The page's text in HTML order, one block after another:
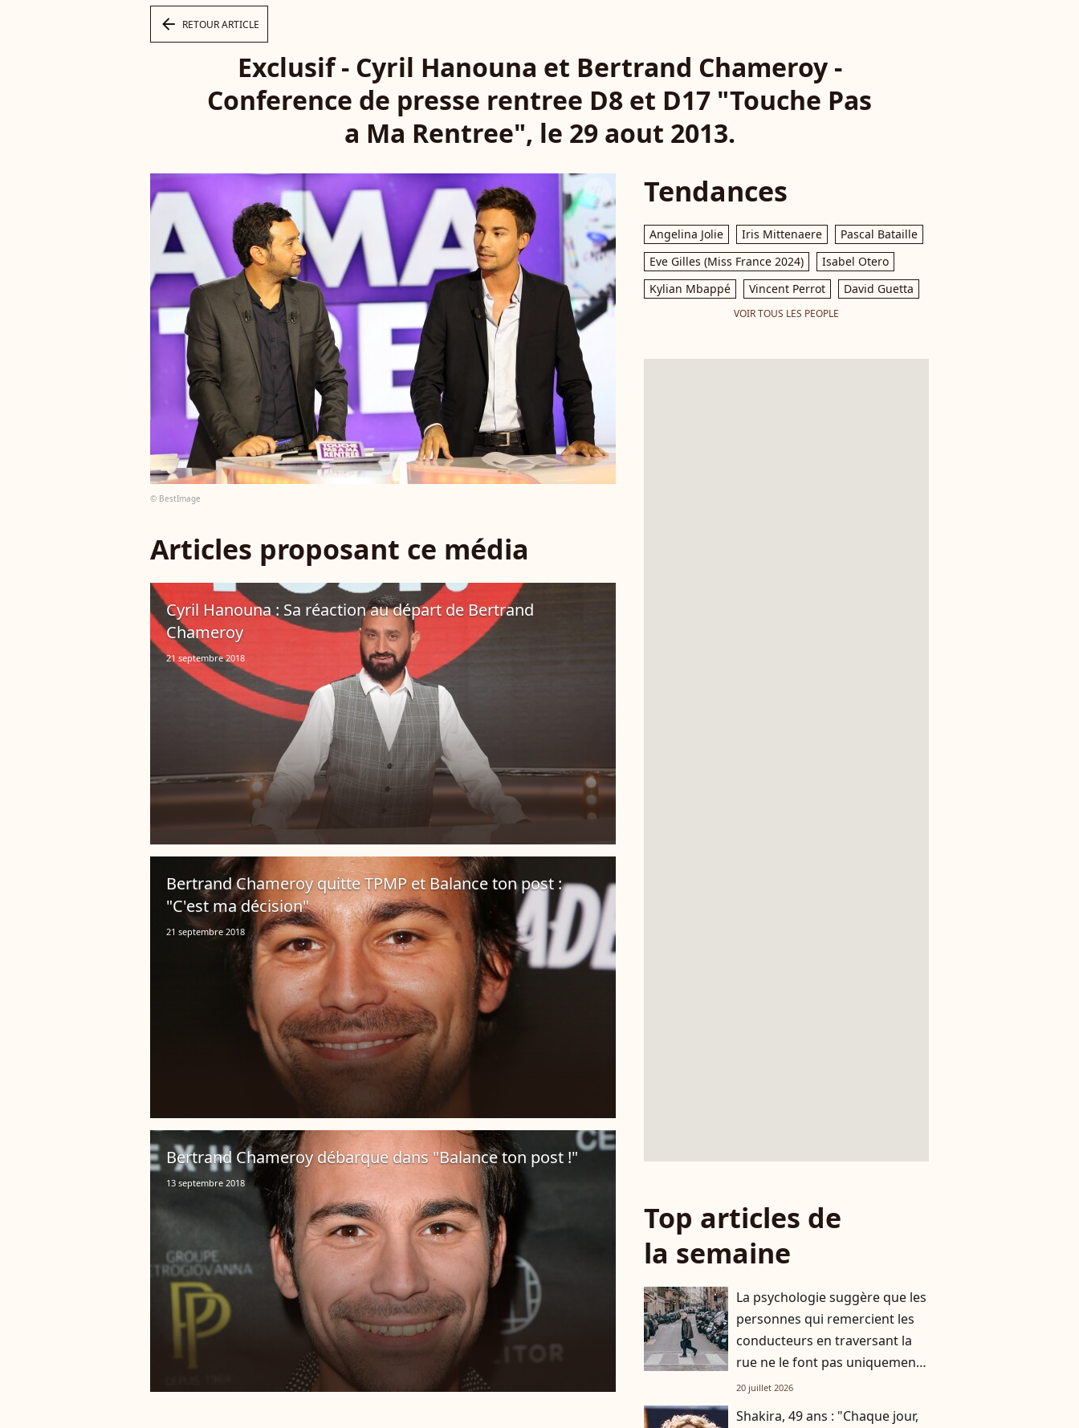
arrow_left RETOUR ARTICLE
Exclusif - Cyril Hanouna et Bertrand Chameroy -
Conference de presse rentree D8 et D17 "Touche Pas
a Ma Rentree", le 29 aout 2013.
© BestImage
Articles proposant ce média
Cyril Hanouna : Sa réaction au départ de Bertrand
Chameroy
21 septembre 2018
Bertrand Chameroy quitte TPMP et Balance ton post :
"C'est ma décision"
21 septembre 2018
Bertrand Chameroy débarque dans "Balance ton post !"
13 septembre 2018
Tendances
Angelina Jolie Iris Mittenaere
Pascal Bataille
Eve Gilles (Miss France 2024)
Isabel Otero
Kylian Mbappé
Vincent Perrot David Guetta
VOIR TOUS LES PEOPLE
Top articles de
la semaine
La psychologie suggère que les
personnes qui remercient les
conducteurs en traversant la
rue ne le font pas uniquement
par gratitude
20 juillet 2026
Shakira, 49 ans : "Chaque jour,